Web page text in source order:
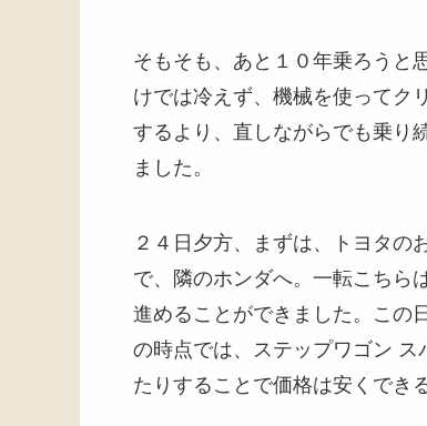
そもそも、あと１０年乗ろうと
けでは冷えず、機械を使ってク
するより、直しながらでも乗り
ました。
２４日夕方、まずは、トヨタの
で、隣のホンダへ。一転こちら
進めることができました。この
の時点では、ステップワゴン
たりすることで価格は安くでき